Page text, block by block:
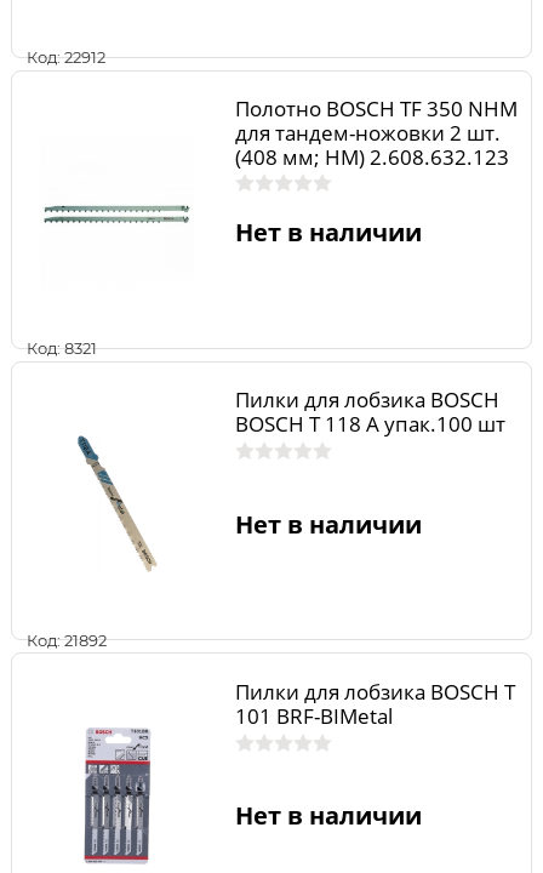
Код: 22912
Код: 8321
Полотно BOSCH TF 350 NHM
для тандем-ножовки 2 шт.
(408 мм; HM) 2.608.632.123
Нет в наличии
Код: 21892
Пилки для лобзика BOSCH
BOSCH Т 118 A упак.100 шт
Нет в наличии
Пилки для лобзика BOSCH Т
101 ВRF-BIMetal
Нет в наличии